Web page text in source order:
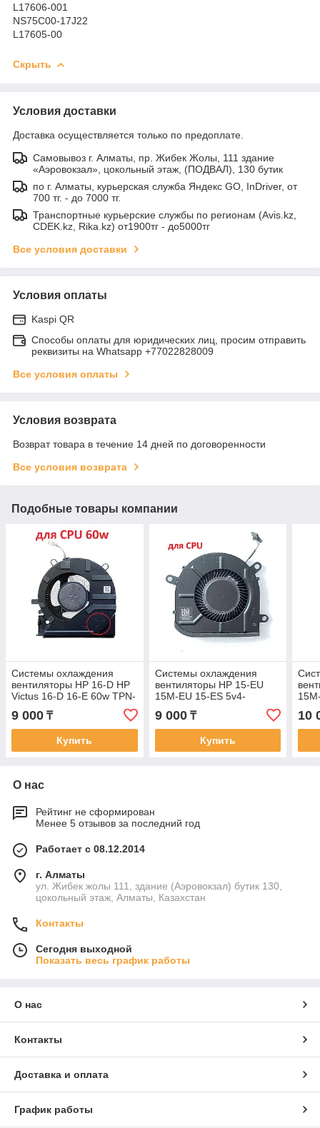
L17606-001
NS75C00-17J22
L17605-00
Скрыть
Условия доставки
Доставка осуществляется только по предоплате.
Самовывоз г. Алматы, пр. Жибек Жолы, 111 здание
«Аэровокзал», цокольный этаж, (ПОДВАЛ), 130 бутик
по г. Алматы, курьерская служба Яндекс GO, InDriver, от
700 тг. - до 7000 тг.
Транспортные курьерские службы по регионам (Avis.kz,
CDEK.kz, Rika.kz) от1900тг - до5000тг
Все условия доставки
Условия оплаты
Kaspi QR
Способы оплаты для юридических лиц, просим отправить
реквизиты на Whatsapp +77022828009
Все условия оплаты
Условия возврата
Возврат товара в течение 14 дней по договоренности
Все условия возврата
Подобные товары компании
Системы охлаждения
вентиляторы HP 16-D HP
Victus 16-D 16-E 60w TPN-
Q263 TPN-Q264 4-pin 5v
Кулер FAN вентилятор
9 000 ₸
Купить
Системы охлаждения
вентиляторы HP 15-EU
15M-EU 15-ES 5v4-
pinEnvy X360 15-EU Кулер
FAN вентилятор для CPU
9 000₸
Купить
10
О нас
Рейтинг не сформирован
Менее 5 отзывов за последний год
Работает с 08.12.2014
г. Алматы
ул. Жибек жолы 111, здание (Аэровокзал) бутик 130,
цокольный этаж, Алматы, Казахстан
Контакты
Сегодня выходной
Показать весь график работы
О нас
Контакты
Доставка и оплата
График работы